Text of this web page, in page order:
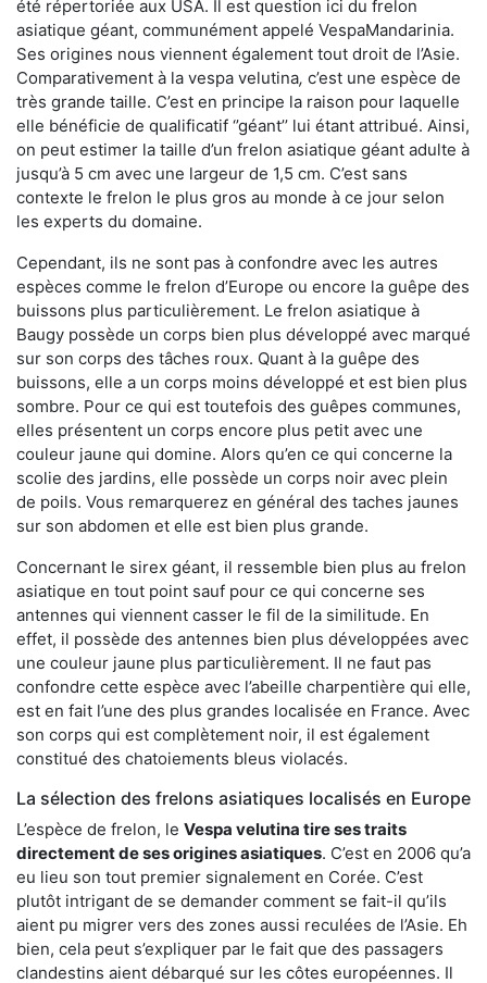
été répertoriée aux USA. Il est question ici du frelon
asiatique géant, communément appelé VespaMandarinia.
Ses origines nous viennent également tout droit de l’Asie.
Comparativement à la vespa velutina, c’est une espèce de
très grande taille. C’est en principe la raison pour laquelle
elle bénéficie de qualificatif ‘’géant’’ lui étant attribué. Ainsi,
on peut estimer la taille d’un frelon asiatique géant adulte à
jusqu’à 5 cm avec une largeur de 1,5 cm. C’est sans
contexte le frelon le plus gros au monde à ce jour selon
les experts du domaine.
Cependant, ils ne sont pas à confondre avec les autres
espèces comme le frelon d’Europe ou encore la guêpe des
buissons plus particulièrement. Le frelon asiatique à
Baugy possède un corps bien plus développé avec marqué
sur son corps des tâches roux. Quant à la guêpe des
buissons, elle a un corps moins développé et est bien plus
sombre. Pour ce qui est toutefois des guêpes communes,
elles présentent un corps encore plus petit avec une
couleur jaune qui domine. Alors qu’en ce qui concerne la
scolie des jardins, elle possède un corps noir avec plein
de poils. Vous remarquerez en général des taches jaunes
sur son abdomen et elle est bien plus grande.
Concernant le sirex géant, il ressemble bien plus au frelon
asiatique en tout point sauf pour ce qui concerne ses
antennes qui viennent casser le fil de la similitude. En
effet, il possède des antennes bien plus développées avec
une couleur jaune plus particulièrement. Il ne faut pas
confondre cette espèce avec l’abeille charpentière qui elle,
est en fait l’une des plus grandes localisée en France. Avec
son corps qui est complètement noir, il est également
constitué des chatoiements bleus violacés.
La sélection des frelons asiatiques localisés en Europe
L’espèce de frelon, le Vespa velutina tire ses traits
directement de ses origines asiatiques. C’est en 2006 qu’a
eu lieu son tout premier signalement en Corée. C’est
plutôt intrigant de se demander comment se fait-il qu’ils
aient pu migrer vers des zones aussi reculées de l’Asie. Eh
bien, cela peut s’expliquer par le fait que des passagers
clandestins aient débarqué sur les côtes européennes. Il